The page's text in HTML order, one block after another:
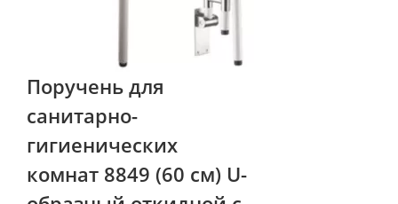
Поручень для
санитарно-
гигиенических
комнат 8849 (60 см) U-